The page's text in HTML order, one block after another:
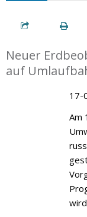
Neuer
auf
17-
Am